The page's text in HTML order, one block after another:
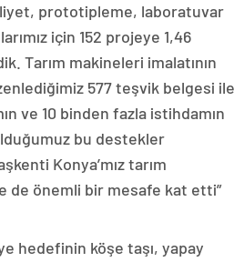
prototipleme, laboratuvar
için 152 projeye 1,46
Tarım makineleri imalatının
577 teşvik belgesi ile
ve 10 binden fazla istihdamın
bu destekler
Konya’mız tarım
de önemli bir mesafe kat etti”
hedefinin köşe taşı, yapay